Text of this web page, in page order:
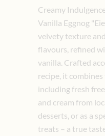
Creamy
Vanilla Eggnog
velvety texture
flavours, refined
vanilla. Crafted
recipe, it
including fresh
and cream from
desserts, or as a
treats – a true